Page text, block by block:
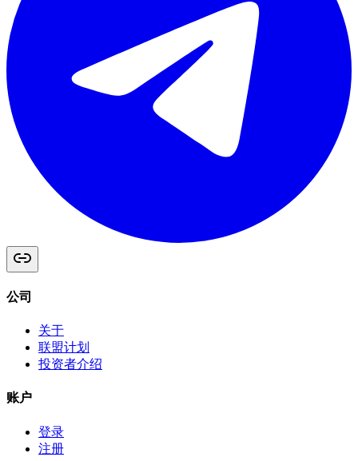
公司
关于
联盟计划
投资者介绍
账户
登录
注册